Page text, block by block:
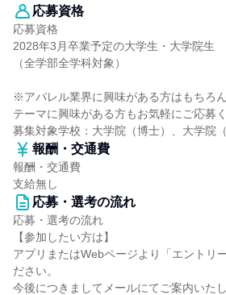
応募資格
応募資格
2028年3月卒業予定の大学生・大学院生
（全学部全学科対象）
※アパレル業界に興味がある方はもちろ
テーマに興味がある方もお気軽にご応募く
募集対象学校：大学院（博士）、大学院
報酬・交通費
報酬・交通費
支給無し
応募・選考の流れ
応募・選考の流れ
【参加したい方は】
アプリまたはWebページより「エントリ
ださい。
今後につきましてメールにてご案内いたし